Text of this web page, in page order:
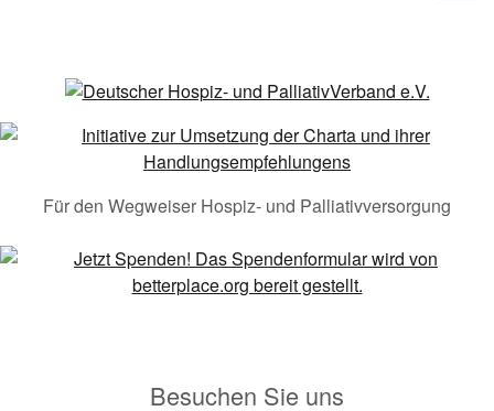
Für den Wegweiser Hospiz- und Palliativversorgung
Besuchen Sie uns